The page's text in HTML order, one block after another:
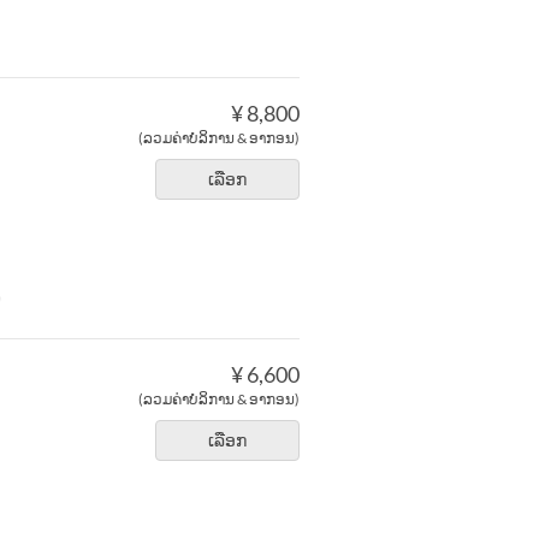
¥ 8,800
(ລວມຄ່າບໍລິການ & ອາກອນ)
ເລືອກ
¥ 6,600
(ລວມຄ່າບໍລິການ & ອາກອນ)
ເລືອກ